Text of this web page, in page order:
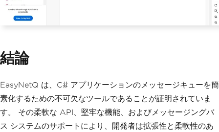
結論
EasyNetQ は、C# アプリケーションのメッセージキューを簡
素化するための不可欠なツールであることが証明されていま
す。 その柔軟な API、堅牢な機能、およびメッセージングバ
ス システムのサポートにより、開発者は拡張性と柔軟性のあ